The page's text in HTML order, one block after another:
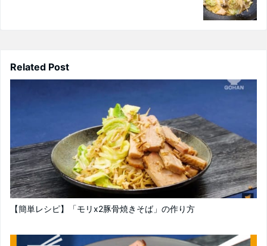
Related Post
【簡単レシピ】「モリx2豚骨焼きそば」の作り方